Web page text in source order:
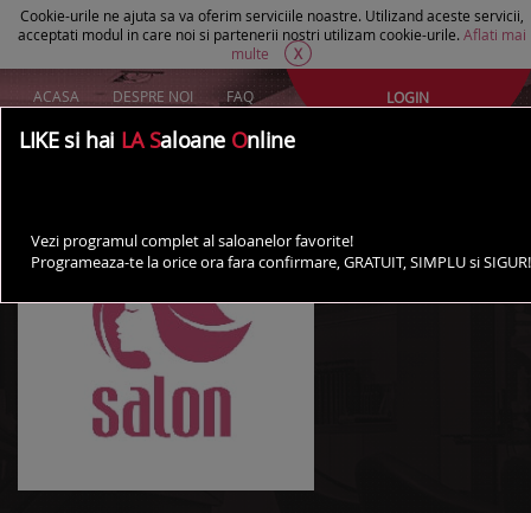
Cookie-urile ne ajuta sa va oferim serviciile noastre. Utilizand aceste servicii,
acceptati modul in care noi si partenerii nostri utilizam cookie-urile. Aflati mai
multe
X
ACASA DESPRE NOI FAQ
AI UN SALON?
LOGIN
LIKE si hai LA Saloane Online
Vezi programul complet al saloanelor favorite!
Programeaza-te la orice ora fara confirmare, GRATUIT, SIMPLU si SIGUR!